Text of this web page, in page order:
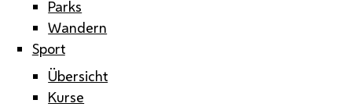
Parks
Wandern
Sport
Übersicht
Kurse